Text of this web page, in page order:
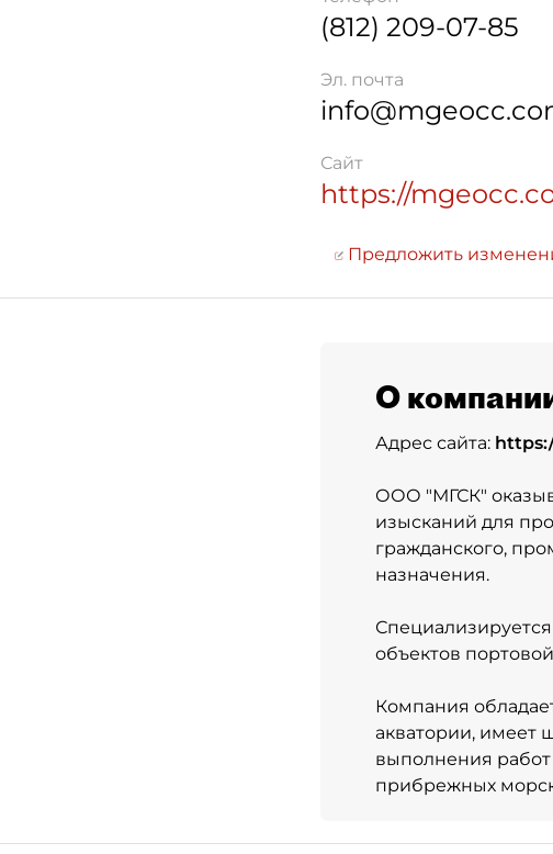
(812) 209-07-85
Эл. почта
Сайт
https://
Предложить
О
Адрес сайта:
ООО "МГСК"
изысканий для
гражданского,
назначения.
объектов
Компания
акватории, имеет
выполнения
прибрежных